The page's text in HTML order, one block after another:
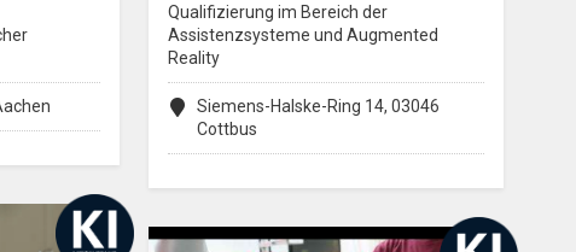
Qualifizierung im Bereich der
Assistenzsysteme und Augmented
Reality
Siemens-Halske-Ring 14, 03046
Cottbus